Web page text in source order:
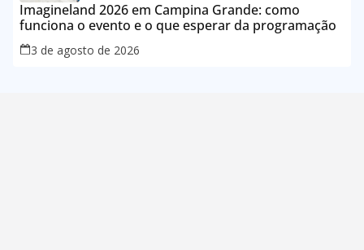
Imagineland 2026 em Campina Grande: como
funciona o evento e o que esperar da programação
3 de agosto de 2026